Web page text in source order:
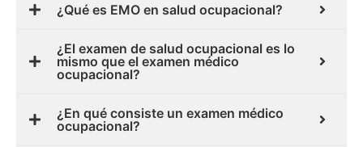
¿Qué es EMO en salud ocupacional?
¿El examen de salud ocupacional es lo
mismo que el examen médico
ocupacional?
¿En qué consiste un examen médico
ocupacional?